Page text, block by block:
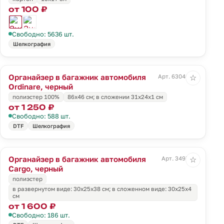
от 100 ₽
Свободно: 5636 шт.
Шелкография
Органайзер в багажник автомобиля
Ordinare, черный
Арт. 63046.30
полиэстер 100% 86х46 см; в сложении 31x24x1 см
от 1 250 ₽
Свободно: 588 шт.
DTF Шелкография
☆
Органайзер в багажник автомобиля
Cargo, черный
Арт. 3497.30
полиэстер
в развернутом виде: 30х25х38 см; в сложенном виде: 30х25х4
см
от 1 600 ₽
Свободно: 186 шт.
☆